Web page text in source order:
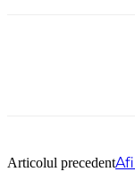
Articolul precedent